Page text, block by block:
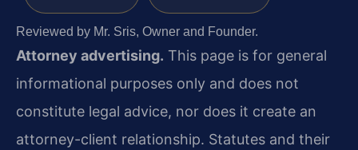
Reviewed by Mr. Sris, Owner and Founder.
Attorney advertising. This page is for general
informational purposes only and does not
constitute legal advice, nor does it create an
attorney-client relationship. Statutes and their